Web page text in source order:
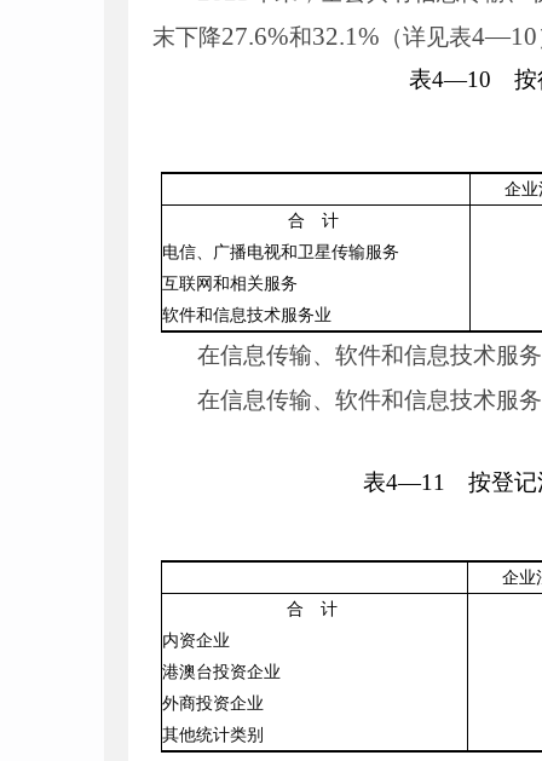
末下降27.6%和32.1% （详见表4—10
表4—10 按
企业
合 计
电信、广播电视和卫星传输服务
互联网和相关服务
软件和信息技术服务业
在信息传输、软件和信息技术服
在信息传输、软件和信息技术服
表4—11 按登记
企业
合 计
内资企业
港澳台投资企业
外商投资企业
其他统计类别